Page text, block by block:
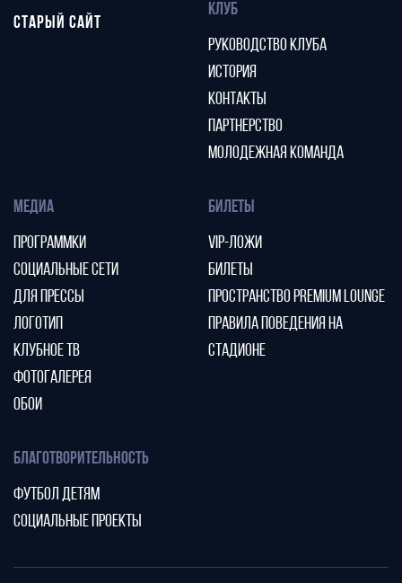
СТАРЫЙ САЙТ
КЛУБ
РУКОВОДСТВО КЛУБА
ИСТОРИЯ
КОНТАКТЫ
ПАРТНЕРСТВО
МОЛОДЕЖНАЯ КОМАНДА
МЕДИА
ПРОГРАММКИ
СОЦИАЛЬНЫЕ СЕТИ
ДЛЯ ПРЕССЫ
ЛОГОТИП
КЛУБНОЕ ТВ
ФОТОГАЛЕРЕЯ
ОБОИ
БИЛЕТЫ
VIP-ЛОЖИ
БИЛЕТЫ
ПРОСТРАНСТВО PREMIUM LOUNGE
ПРАВИЛА ПОВЕДЕНИЯ НА
СТАДИОНЕ
БЛАГОТВОРИТЕЛЬНОСТЬ
ФУТБОЛ ДЕТЯМ
СОЦИАЛЬНЫЕ ПРОЕКТЫ